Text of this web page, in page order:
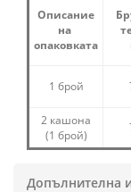
Описание
на
опаковката
1 брой
2 кашона
(1 брой)
Допълнителна